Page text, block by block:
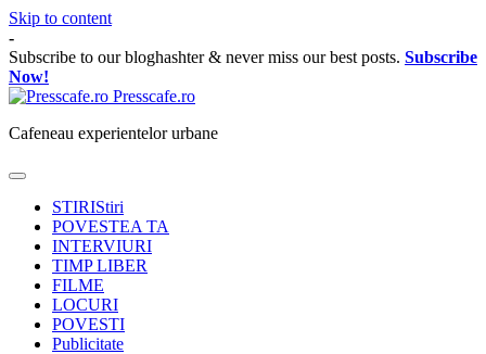
Skip to content
-
Subscribe to our bloghashter & never miss our best posts. Subscribe
Now!
Presscafe.ro
Cafeneau experientelor urbane
STIRIStiri
POVESTEA TA
INTERVIURI
TIMP LIBER
FILME
LOCURI
POVESTI
Publicitate